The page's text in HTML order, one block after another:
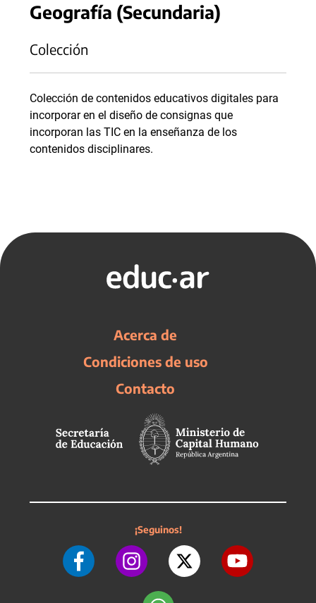
Geografía (Secundaria)
Colección
Colección de contenidos educativos digitales para
incorporar en el diseño de consignas que
incorporan las TIC en la enseñanza de los
contenidos disciplinares.
Acerca de
Condiciones de uso
Contacto
¡Seguinos!